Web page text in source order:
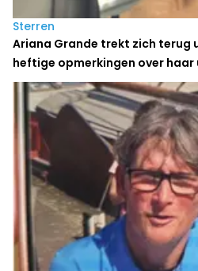
Sterren
Ariana Grande trekt zich terug
heftige opmerkingen over